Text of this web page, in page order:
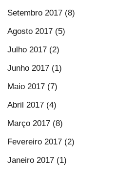
Setembro 2017 (8)
Agosto 2017 (5)
Julho 2017 (2)
Junho 2017 (1)
Maio 2017 (7)
Abril 2017 (4)
Março 2017 (8)
Fevereiro 2017 (2)
Janeiro 2017 (1)